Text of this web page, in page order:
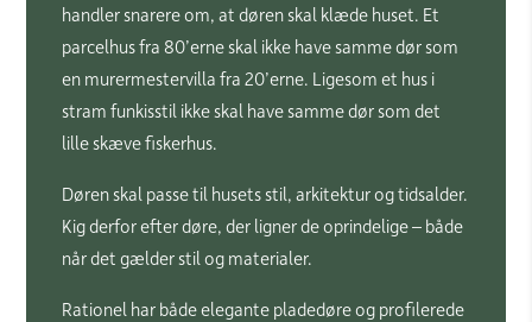
handler snarere om, at døren skal klæde huset. Et
parcelhus fra 80’erne skal ikke have samme dør som
en murermestervilla fra 20’erne. Ligesom et hus i
stram funkisstil ikke skal have samme dør som det
lille skæve fiskerhus.
Døren skal passe til husets stil, arkitektur og tidsalder.
Kig derfor efter døre, der ligner de oprindelige – både
når det gælder stil og materialer.
Rationel har både elegante pladedøre og profilerede